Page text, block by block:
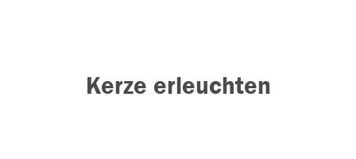
Kerze erleuchten